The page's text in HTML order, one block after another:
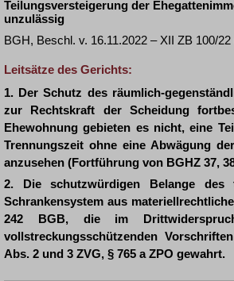
Teilungsversteigerung der
unzulässig
BGH, Beschl. v. 16.11.2022 – XII ZB 100/
Leitsätze des Gerichts:
1. Der Schutz des räumlich-
zur Rechtskraft der Scheidung
Ehewohnung gebieten es nicht, eine
Trennungszeit ohne eine Abwägung
anzusehen (Fortführung von BGHZ 37,
2. Die schutzwürdigen Belange des
Schrankensystem aus
242 BGB, die im
vollstreckungsschützenden
Abs. 2 und 3 ZVG, § 765 a ZPO gewahrt.